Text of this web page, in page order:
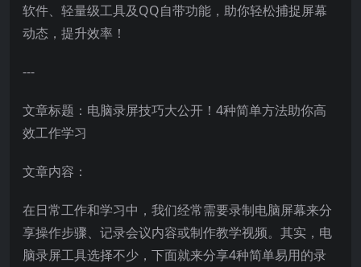
软件、轻量级工具及QQ自带功能，助你轻松捕捉屏幕
动态，提升效率！
---
文章标题：电脑录屏技巧大公开！4种简单方法助你高
效工作学习
文章内容：
在日常工作和学习中，我们经常需要录制电脑屏幕来分
享操作步骤、记录会议内容或制作教学视频。其实，电
脑录屏工具选择不少，下面就来分享4种简单易用的录